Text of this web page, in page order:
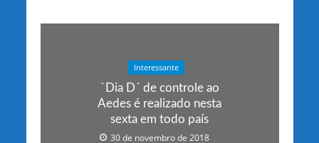
Interessante
`Dia D´ de controle ao
Aedes é realizado nesta
sexta em todo país
30 de novembro de 2018